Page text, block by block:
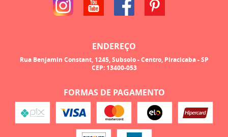
ENDEREÇO
Rua Benjamin Constant, 1245, Subsolo-Centro, Piracicaba-SP
CEP: 13400-053
FORMAS DE PAGAMENTO